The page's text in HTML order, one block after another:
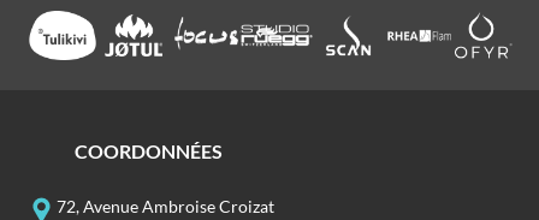
COORDONNÉES
72, Avenue Ambroise Croizat